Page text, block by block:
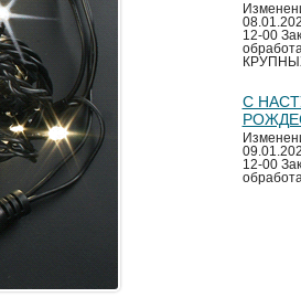
12-00
С
12-00